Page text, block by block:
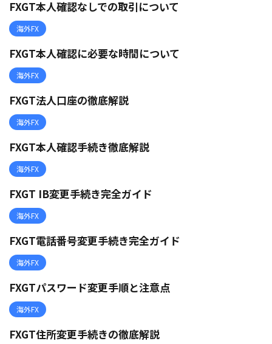
FXGT本人確認なしでの取引について
海外FX
FXGT本人確認に必要な時間について
海外FX
FXGT法人口座の徹底解説
海外FX
FXGT本人確認手続き徹底解説
海外FX
FXGT IB変更手続き完全ガイド
海外FX
FXGT電話番号変更手続き完全ガイド
海外FX
FXGTパスワード変更手順と注意点
海外FX
FXGT住所変更手続きの徹底解説